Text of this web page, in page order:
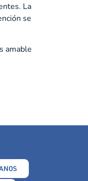
La
se
amable